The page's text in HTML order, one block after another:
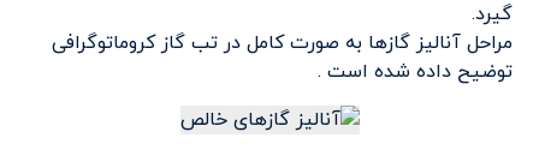
گیرد.
مراحل آنالیز گازها به صورت کامل در تب گاز کروماتوگرافی
توضیح داده شده است .